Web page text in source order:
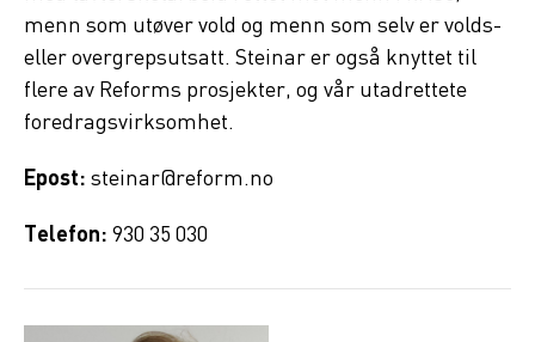
menn som utøver vold og menn som selv er volds-
eller overgrepsutsatt. Steinar er også knyttet til
flere av Reforms prosjekter, og vår utadrettete
foredragsvirksomhet.
Epost:steinar@reform.no
Telefon:930 35 030